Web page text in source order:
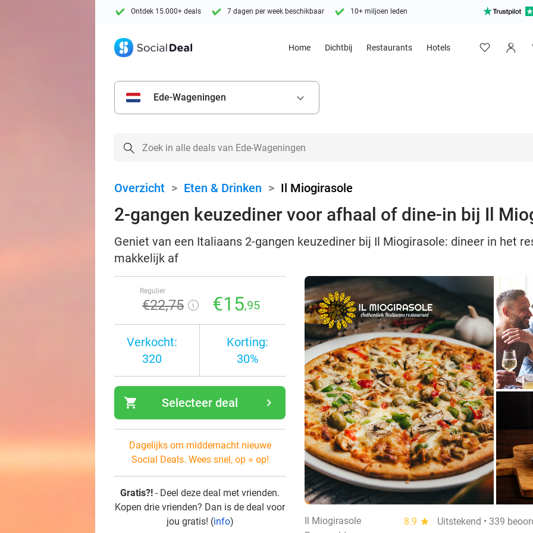
Ontdek 15.000+ deals 7 dagen per week beschikbaar 10+ miljoen leden
Home Dichtbij Restaurants Hotels
Ede-Wageningen keyboard_arrow_down
Overzicht > Eten & Drinken > Il Miogirasole
2-gangen keuzediner voor afhaal of dine-in bij Il
Geniet van een Italiaans 2-gangen keuzediner bij Il Miogirasole: dineer in het
makkelijk af
Regulier
€22,75 €15,95
Verkocht:
320
Korting:
30%
shopping_cart navigate_next
Selecteer deal
Dagelijks om middernacht nieuwe
Social Deals. Wees snel, op = op!
Gratis?! - Deel deze deal met vrienden.
Kopen drie vrienden? Dan is de deal voor
jou gratis! (info) Il Miogirasole 8.9 star
Uitstekend • 339